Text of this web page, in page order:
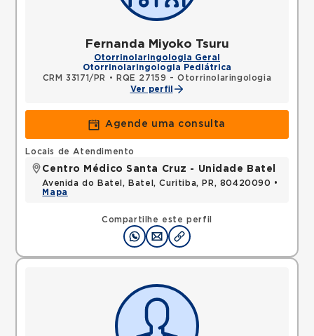
Fernanda Miyoko Tsuru
Otorrinolaringologia Geral
Otorrinolaringologia Pediátrica
CRM 33171/PR
•
RQE 27159 - Otorrinolaringologia
Ver perfil
Agende uma consulta
Compartilhe este perfil
Locais de Atendimento
Centro Médico Santa Cruz - Unidade Batel
Avenida do Batel, Batel, Curitiba, PR, 80420090 •
Mapa